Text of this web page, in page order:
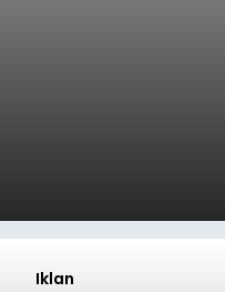
Iklan